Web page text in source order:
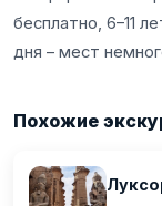
бесплатно, 6–11
дня – мест
Похожие